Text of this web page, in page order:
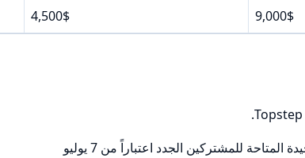
9,000$
4,500$
أصبحت المنصة الرسمية والوحيدة المتاحة للمشتركين الجدد اعتباراً من 7 يوليو